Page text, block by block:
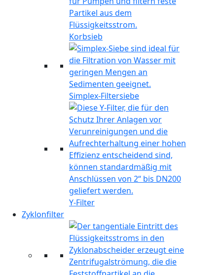
Korbsieb
Simplex-Filtersiebe
Y-Filter
Zyklonfilter